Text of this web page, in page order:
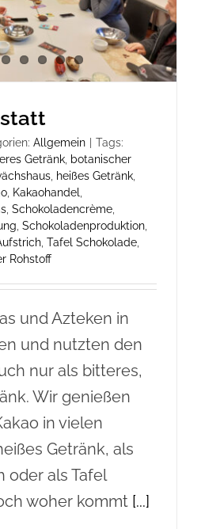
Allgemein | Tags:
Getränk botanischer
heißes Getränk
Kakaohandel
Schokoladencrème
Schokoladenproduktion
Tafel Schokolade
Rohstoff
und Azteken in
und nutzten den
nur als bitteres,
Wir genießen
in vielen
Getränk, als
oder als Tafel
woher kommt [...]